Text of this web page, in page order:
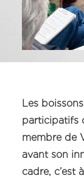
Les
participatifs
membre de
avant son
cadre, c’est